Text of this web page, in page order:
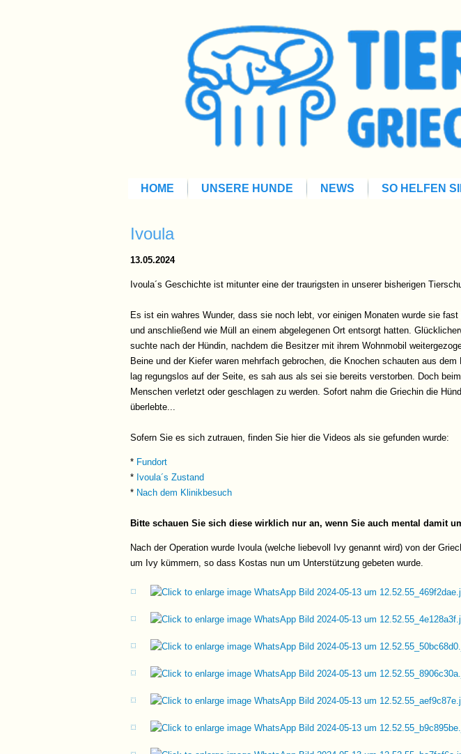
HOME UNSERE HUNDE NEWS SO HELFEN
Ivoula
13.05.2024
Ivoula´s Geschichte ist mitunter eine der traurigsten in unserer bisherigen
Es ist ein wahres Wunder, dass sie noch lebt, vor einigen Monaten wurde sie
und anschließend wie Müll an einem abgelegenen Ort entsorgt hatten.
suchte nach der Hündin, nachdem die Besitzer mit ihrem Wohnmobil
Beine und der Kiefer waren mehrfach gebrochen, die Knochen schauten aus
lag regungslos auf der Seite, es sah aus als sei sie bereits verstorben. Doch
Menschen verletzt oder geschlagen zu werden. Sofort nahm die Griechin die
überlebte...
Sofern Sie es sich zutrauen, finden Sie hier die Videos als sie gefunden wurde:
* Fundort
* Ivoula´s Zustand
* Nach dem Klinikbesuch
Bitte schauen Sie sich diese wirklich nur an, wenn Sie auch mental damit
Nach der Operation wurde Ivoula (welche liebevoll Ivy genannt wird) von der
um Ivy kümmern, so dass Kostas nun um Unterstützung gebeten wurde.